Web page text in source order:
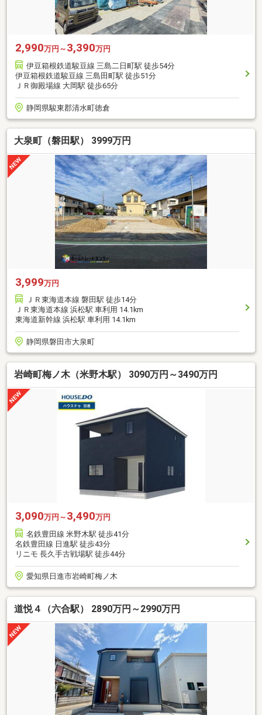
2,990万円～ 3,390万円
伊豆箱根鉄道駿豆線 三島二日町駅 徒歩54分
伊豆箱根鉄道駿豆線 三島田町駅 徒歩51分
ＪＲ御殿場線 大岡駅 徒歩65分
静岡県駿東郡清水町徳倉
大泉町（磐田駅） 3999万円
3,999万円
ＪＲ東海道本線 磐田駅 徒歩14分
ＪＲ東海道本線 浜松駅 車利用 14.1km
東海道新幹線 浜松駅 車利用 14.1km
静岡県磐田市大泉町
岩崎町梅ノ木（米野木駅） 3090万円～3490万円
3,090万円～ 3,490万円
名鉄豊田線 米野木駅 徒歩41分
名鉄豊田線 日進駅 徒歩43分
リニモ 長久手古戦場駅 徒歩44分
愛知県日進市岩崎町梅ノ木
道悦４（六合駅） 2890万円～2990万円